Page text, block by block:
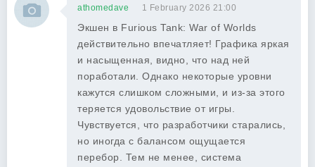
athomedave 1 February 2026 21:00
Экшен в Furious Tank: War of Worlds
действительно впечатляет! Графика яркая
и насыщенная, видно, что над ней
поработали. Однако некоторые уровни
кажутся слишком сложными, и из-за этого
теряется удовольствие от игры.
Чувствуется, что разработчики старались,
но иногда с балансом ощущается
перебор. Тем не менее, система